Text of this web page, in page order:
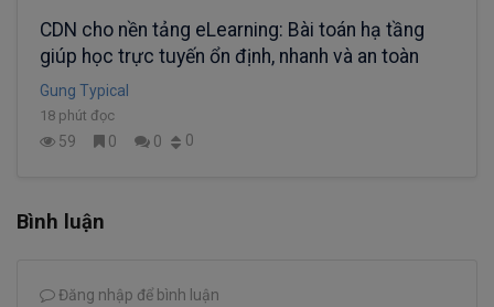
CDN cho nền tảng eLearning: Bài toán hạ tầng
giúp học trực tuyến ổn định, nhanh và an toàn
Gung Typical
18 phút đọc
59 0 0 0
Bình luận
Đăng nhập để bình luận